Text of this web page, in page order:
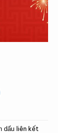
dấu liên kết